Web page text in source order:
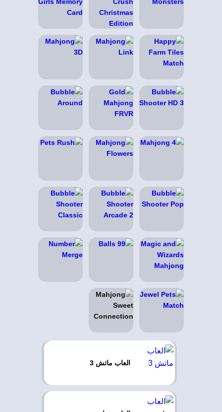
العاب ماتش 3